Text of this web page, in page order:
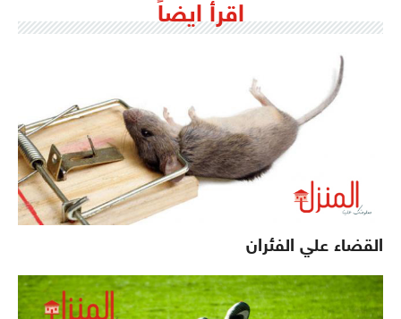
اقرأ ايضاً
القضاء علي الفئران